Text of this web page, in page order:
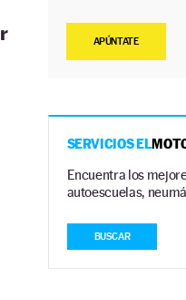
APÚNTATE
SERVICIOS EL
Encuentra los
autoescuelas,
BUSCAR